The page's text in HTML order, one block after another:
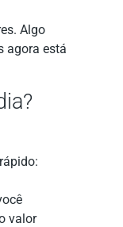
Algo
agora está
valor